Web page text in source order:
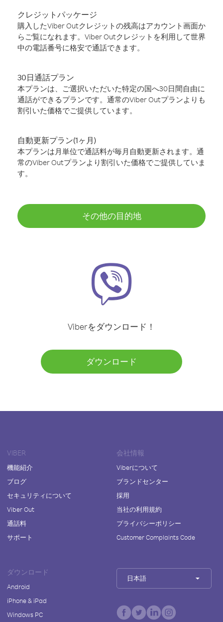
クレジットパッケージ
購入したViber Outクレジットの残高はアカウント画面か
らご覧になれます。Viber Outクレジットを利用して世界
中の電話番号に格安で通話できます。
30日通話プラン
本プランは、ご選択いただいた特定の国へ30日間自由に
通話ができるプランです。通常のViber Outプランよりも
割引いた価格でご提供しています。
自動更新プラン(1ヶ月)
本プランは月単位で通話料が毎月自動更新されます。通
常のViber Outプランより割引いた価格でご提供していま
す。
その他の目的地
Viberをダウンロード！
ダウンロード
VIBER
機能紹介
ブログ
セキュリティについて
Viber Out
通話料
サポート
会社情報
Viberについて
ブランドセンター
採用
当社の利用規約
プライバシーポリシー
Customer Complaints Code
ダウンロード
Android
iPhone & iPad
Windows PC
日本語